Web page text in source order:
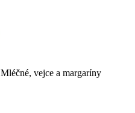
Mléčné, vejce a margaríny